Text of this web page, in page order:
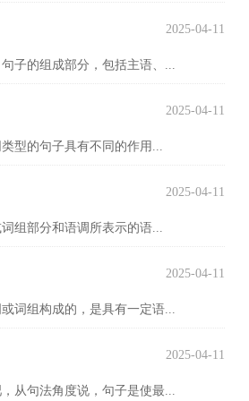
2025-04-11
子的组成部分，包括主语、...
2025-04-11
型的句子具有不同的作用...
2025-04-11
组部分和语调所表示的语...
2025-04-11
词组构成的，是具有一定语...
2025-04-11
从句法角度说，句子是使最...